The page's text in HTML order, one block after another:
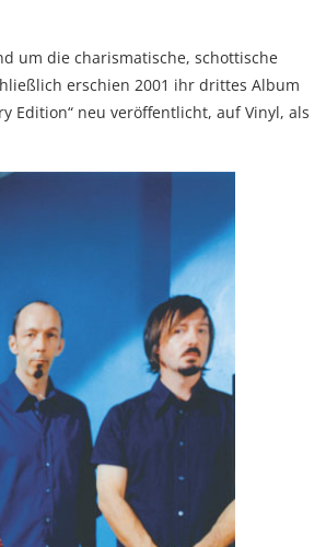
um die charismatische, schottische
erschien 2001 ihr drittes Album
Edition“ neu veröffentlicht, auf Vinyl, als